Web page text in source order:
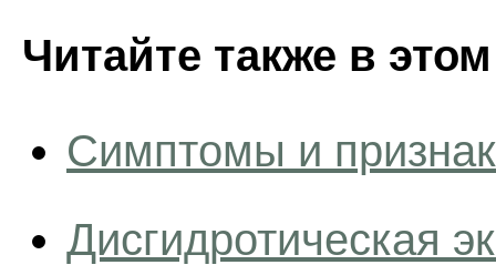
Читайте также в
Симптомы и
Дисгидротическая